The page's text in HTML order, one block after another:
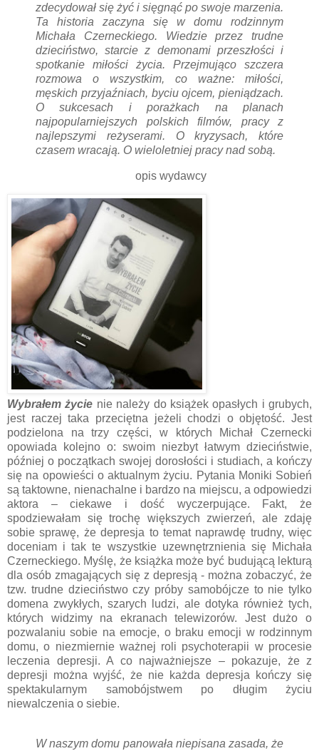
zdecydował się żyć i sięgnąć po swoje marzenia.
Ta historia zaczyna się w domu rodzinnym
Michała Czerneckiego. Wiedzie przez trudne
dzieciństwo, starcie z demonami przeszłości i
spotkanie miłości życia. Przejmująco szczera
rozmowa o wszystkim, co ważne: miłości,
męskich przyjaźniach, byciu ojcem, pieniądzach.
O sukcesach i porażkach na planach
najpopularniejszych polskich filmów, pracy z
najlepszymi reżyserami. O kryzysach, które
czasem wracają. O wieloletniej pracy nad sobą.
opis wydawcy
Wybrałem życie nie należy do książek opasłych i grubych,
jest raczej taka przeciętna jeżeli chodzi o objętość. Jest
podzielona na trzy części, w których Michał Czernecki
opowiada kolejno o: swoim niezbyt łatwym dzieciństwie,
później o początkach swojej dorosłości i studiach, a kończy
się na opowieści o aktualnym życiu. Pytania Moniki Sobień
są taktowne, nienachalne i bardzo na miejscu, a odpowiedzi
aktora – ciekawe i dość wyczerpujące. Fakt, że
spodziewałam się trochę większych zwierzeń, ale zdaję
sobie sprawę, że depresja to temat naprawdę trudny, więc
doceniam i tak te wszystkie uzewnętrznienia się Michała
Czerneckiego. Myślę, że książka może być budującą lekturą
dla osób zmagających się z depresją - można zobaczyć, że
tzw. trudne dzieciństwo czy próby samobójcze to nie tylko
domena zwykłych, szarych ludzi, ale dotyka również tych,
których widzimy na ekranach telewizorów. Jest dużo o
pozwalaniu sobie na emocje, o braku emocji w rodzinnym
domu, o niezmiernie ważnej roli psychoterapii w procesie
leczenia depresji. A co najważniejsze – pokazuje, że z
depresji można wyjść, że nie każda depresja kończy się
spektakularnym samobójstwem po długim życiu
niewalczenia o siebie.
W naszym domu panowała niepisana zasada, że